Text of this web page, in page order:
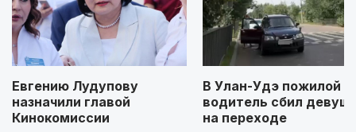
Евгению Лудупову
назначили главой
Кинокомиссии
В Улан-Удэ пожилой
водитель сбил
на переходе